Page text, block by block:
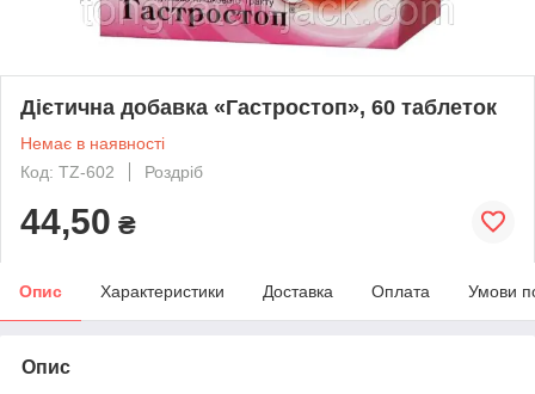
Дієтична добавка «Гастростоп», 60 таблеток
Немає в наявності
Код: TZ-602
Роздріб
44,50 ₴
Опис Характеристики Доставка Оплата Умови
Опис